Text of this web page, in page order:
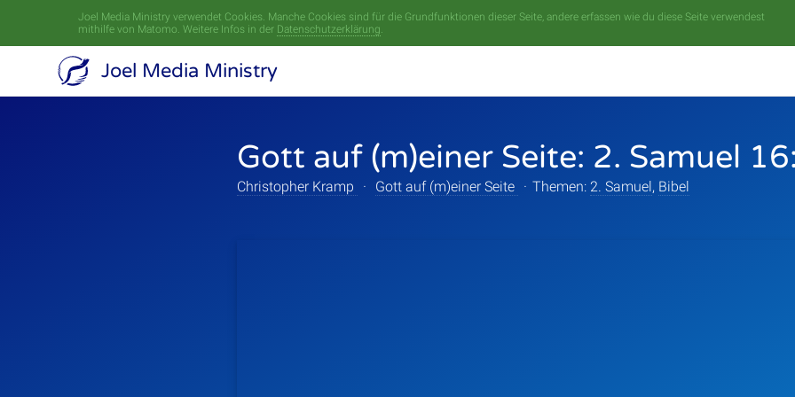
Joel Media Ministry verwendet Cookies. Manche Cookies sind für die Grundfunktionen dieser Seite, andere erfassen wie du diese Seite verwendest
mithilfe von Matomo. Weitere Infos in der Datenschutzerklärung.
Joel Media Ministry
Gott auf (m)einer Seite: 2. Samuel
Christopher Kramp · Gott auf (m)einer Seite · Themen: 2. Samuel, Bibel